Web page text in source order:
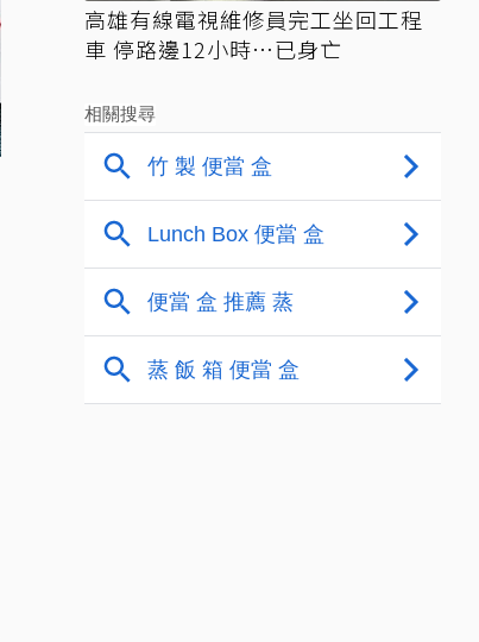
高雄有線電視維修員完工坐回工程
車 停路邊12小時…已身亡